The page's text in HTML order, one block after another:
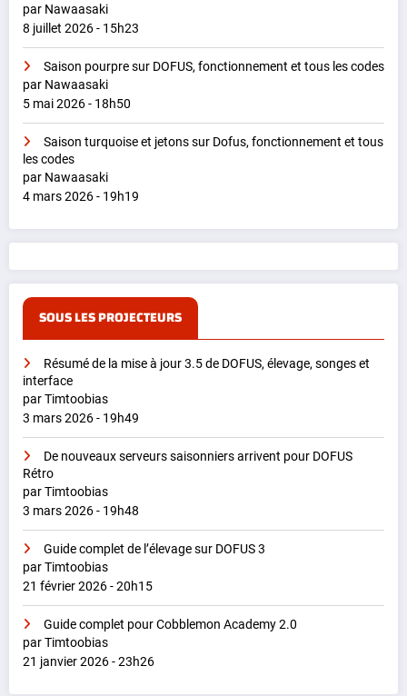
par Nawaasaki
8 juillet 2026 - 15h23
Saison pourpre sur DOFUS, fonctionnement et tous les codes
par Nawaasaki
5 mai 2026 - 18h50
Saison turquoise et jetons sur Dofus, fonctionnement et tous
les codes
par Nawaasaki
4 mars 2026 - 19h19
SOUS LES PROJECTEURS
Résumé de la mise à jour 3.5 de DOFUS, élevage, songes et
interface
par Timtoobias
3 mars 2026 - 19h49
De nouveaux serveurs saisonniers arrivent pour DOFUS
Rétro
par Timtoobias
3 mars 2026 - 19h48
Guide complet de l’élevage sur DOFUS 3
par Timtoobias
21 février 2026 - 20h15
Guide complet pour Cobblemon Academy 2.0
par Timtoobias
21 janvier 2026 - 23h26